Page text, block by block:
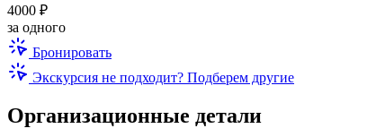
4000 ₽
за одного
Бронировать
Экскурсия не подходит? Подберем другие
Организационные детали